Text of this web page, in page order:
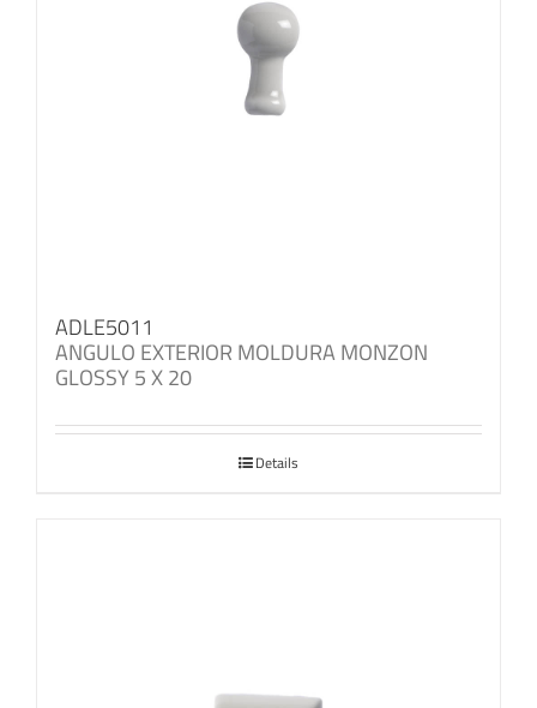
ADLE5011
ANGULO EXTERIOR MOLDURA MONZON
GLOSSY 5 X 20
Details